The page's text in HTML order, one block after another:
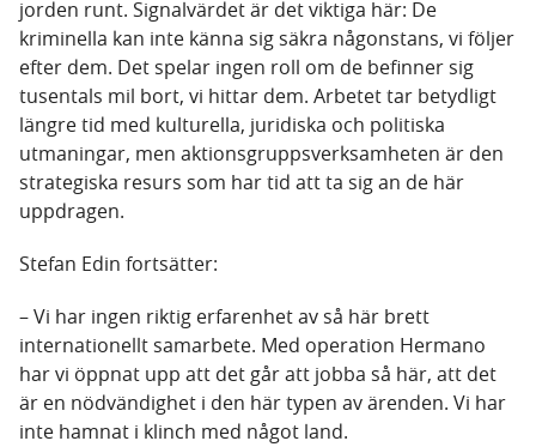
jorden runt. Signalvärdet är det viktiga här: De
kriminella kan inte känna sig säkra någonstans, vi följer
efter dem. Det spelar ingen roll om de befinner sig
tusentals mil bort, vi hittar dem. Arbetet tar betydligt
längre tid med kulturella, juridiska och politiska
utmaningar, men aktionsgruppsverksamheten är den
strategiska resurs som har tid att ta sig an de här
uppdragen.
Stefan Edin fortsätter:
– Vi har ingen riktig erfarenhet av så här brett
internationellt samarbete. Med operation Hermano
har vi öppnat upp att det går att jobba så här, att det
är en nödvändighet i den här typen av ärenden. Vi har
inte hamnat i klinch med något land.